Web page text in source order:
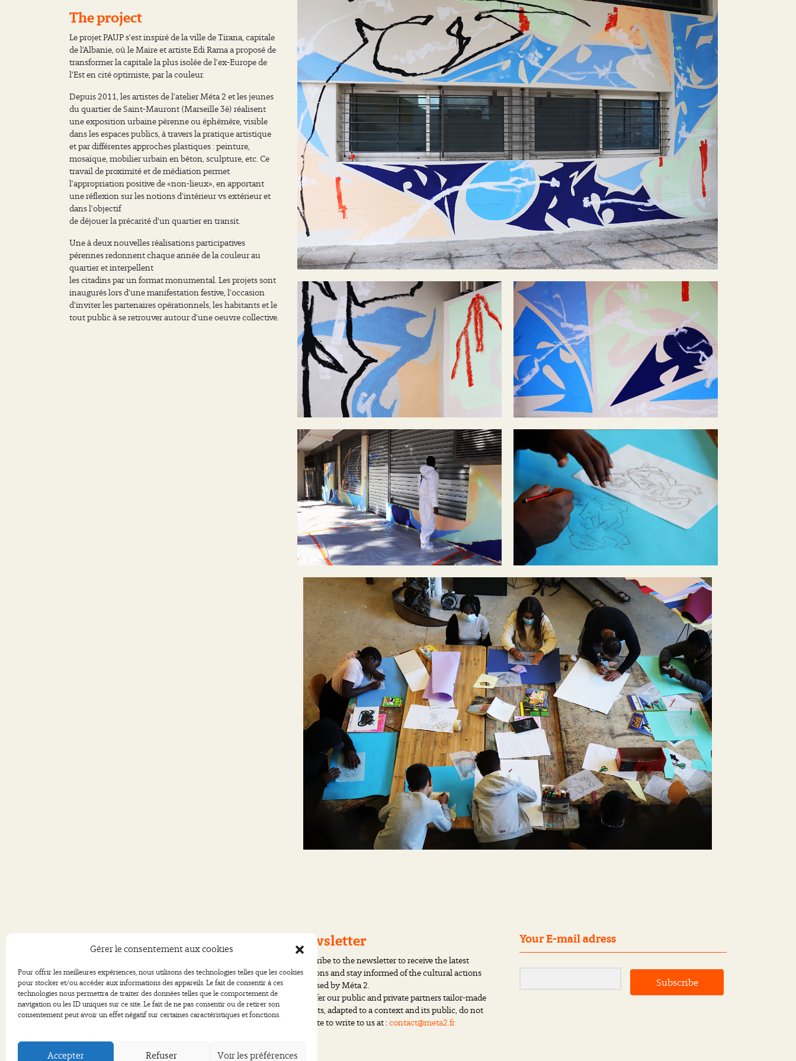
Gérer le consentement aux cookies
Pour offrir les meilleures expériences, nous utilisons des technologies telles que les cookies
pour stocker et/ou accéder aux informations des appareils. Le fait de consentir à ces
technologies nous permettra de traiter des données telles que le comportement de
navigation ou les ID uniques sur ce site. Le fait de ne pas consentir ou de retirer son
consentement peut avoir un effet négatif sur certaines caractéristiques et fonctions.
Accepter Refuser Voir les préférences
The project
Le projet PAUP s’est inspiré de la ville de Tirana, capitale
de l’Albanie, où le Maire et artiste Edi Rama a proposé de
transformer la capitale la plus isolée de l’ex-Europe de
l’Est en cité optimiste, par la couleur.
Depuis 2011, les artistes de l’atelier Méta 2 et les jeunes
du quartier de Saint-Mauront (Marseille 3è) réalisent
une exposition urbaine pérenne ou éphémère, visible
dans les espaces publics, à travers la pratique artistique
et par différentes approches plastiques : peinture,
mosaïque, mobilier urbain en béton, sculpture, etc. Ce
travail de proximité et de médiation permet
l’appropriation positive de «non-lieux», en apportant
une réflexion sur les notions d’intérieur vs extérieur et
dans l’objectif
de déjouer la précarité d’un quartier en transit.
Une à deux nouvelles réalisations participatives
pérennes redonnent chaque année de la couleur au
quartier et interpellent
les citadins par un format monumental. Les projets sont
inaugurés lors d’une manifestation festive, l’occasion
d’inviter les partenaires opérationnels, les habitants et le
tout public à se retrouver autour d’une oeuvre collective.
Adress
13003 Marseille
Newsletter
Subscribe to the newsletter to receive the latest
creations and stay informed of the cultural actions
proposed by Méta 2.
We offer our public and private partners tailor-made
projects, adapted to a context and its public, do not
hesitate to write to us at : contact@meta2.fr
Your E-mail adress
Subscribe